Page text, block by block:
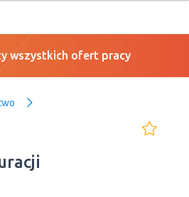
wszystkich ofert pracy